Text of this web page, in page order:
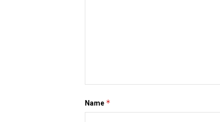
Name *